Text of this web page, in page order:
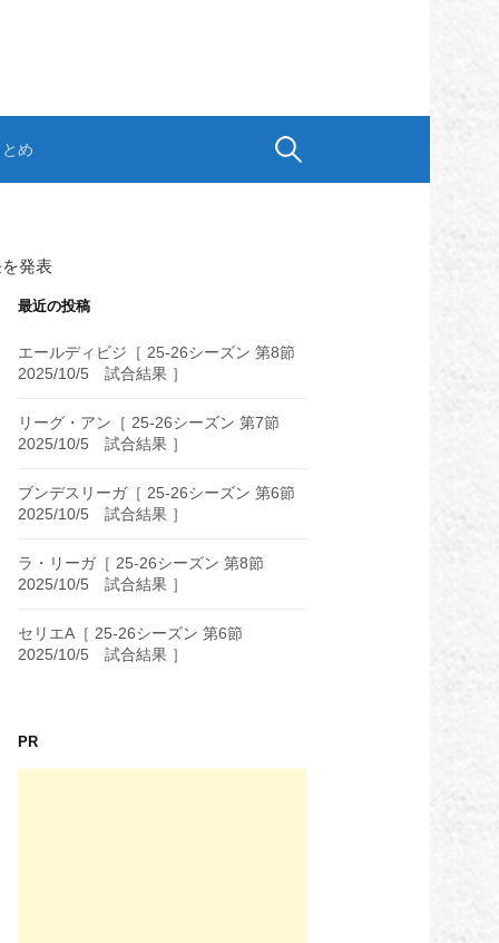
め 検
発表
最近の投稿
エールディビジ［ 25-26シーズン 第8節
2025/10/5 試合結果 ］
リーグ・アン［ 25-26シーズン 第7節
2025/10/5 試合結果 ］
ブンデスリーガ［ 25-26シーズン 第6節
2025/10/5 試合結果 ］
ラ・リーガ［ 25-26シーズン 第8節
2025/10/5 試合結果 ］
セリエA［ 25-26シーズン 第6節
2025/10/5 試合結果 ］
PR